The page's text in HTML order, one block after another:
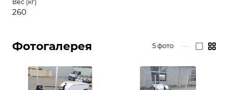
Вес (кг)
260
Фотогалерея 5фото —